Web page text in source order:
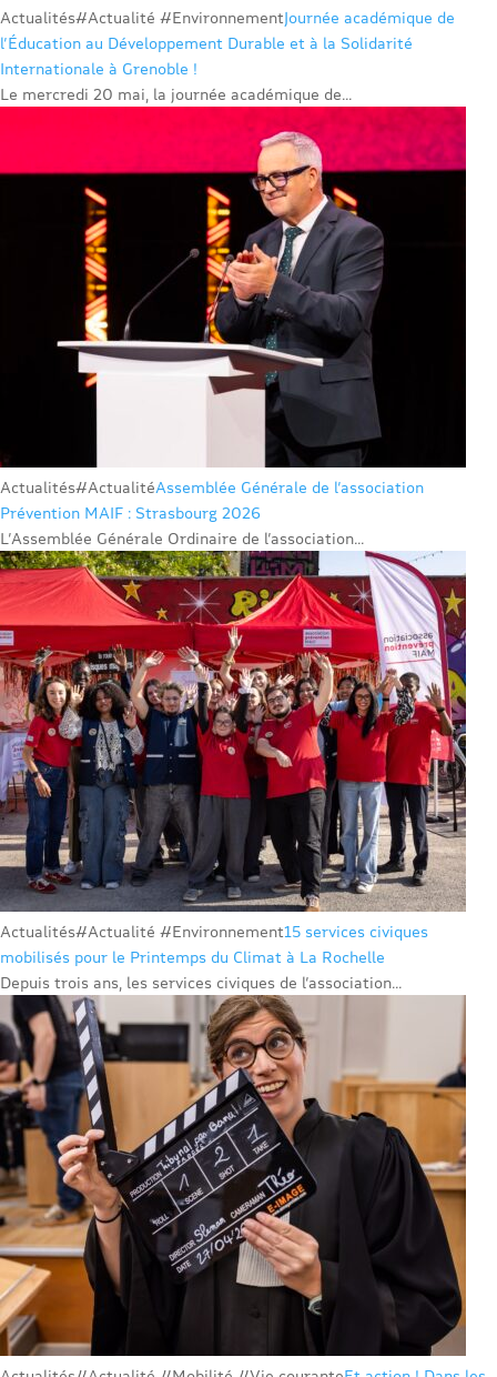
Actualités#Actualité #EnvironnementJournée académique de
l’Éducation au Développement Durable et à la Solidarité
Internationale à Grenoble !
Le mercredi 20 mai, la journée académique de...
Actualités#ActualitéAssemblée Générale de l’association
Prévention MAIF : Strasbourg 2026
L’Assemblée Générale Ordinaire de l’association...
Actualités#Actualité #Environnement15 services civiques
mobilisés pour le Printemps du Climat à La Rochelle
Depuis trois ans, les services civiques de l’association...